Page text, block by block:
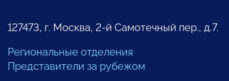
127473, г. Москва, 2-й Самотечный пер., д.7.
Региональные отделения
Представители за рубежом